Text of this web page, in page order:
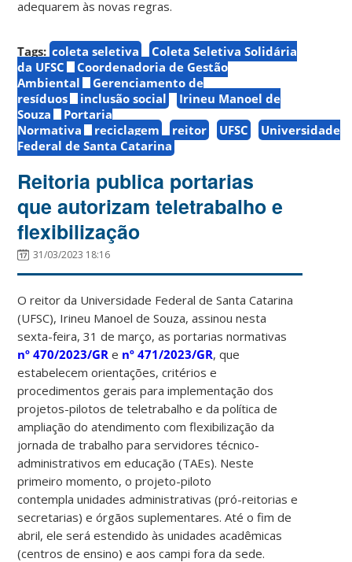
adequarem às novas regras.
Tags: coleta seletiva
Coleta Seletiva Solidária
da UFSC
Coordenadoria de Gestão
Ambiental
Gerenciamento de
resíduos
inclusão social
Irineu Manoel de
Souza
Portaria
Normativa
reciclagem reitor UFSC
Universidade
Federal de Santa Catarina
Reitoria publica portarias
que autorizam teletrabalho e
flexibilização
31/03/2023 18:16
O reitor da Universidade Federal de Santa Catarina
(UFSC), Irineu Manoel de Souza, assinou nesta
sexta-feira, 31 de março, as portarias normativas
nº 470/2023/GR e nº 471/2023/GR, que
estabelecem orientações, critérios e
procedimentos gerais para implementação dos
projetos-pilotos de teletrabalho e da política de
ampliação do atendimento com flexibilização da
jornada de trabalho para servidores técnico-
administrativos em educação (TAEs). Neste
primeiro momento, o projeto-piloto
contempla unidades administrativas (pró-reitorias e
secretarias) e órgãos suplementares. Até o fim de
abril, ele será estendido às unidades acadêmicas
(centros de ensino) e aos campi fora da sede.